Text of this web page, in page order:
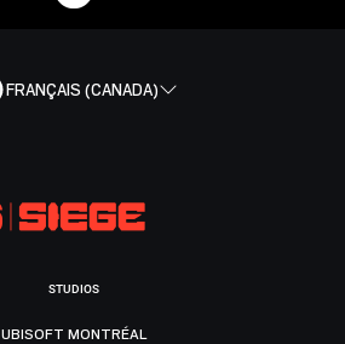
FRANÇAIS (CANADA)
STUDIOS
UBISOFT MONTRÉAL